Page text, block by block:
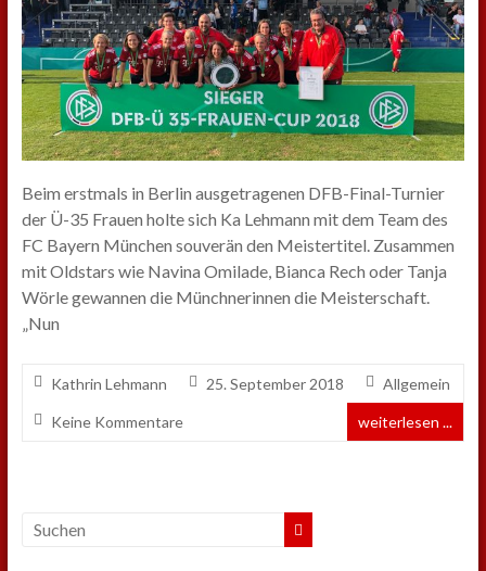
Beim erstmals in Berlin ausgetragenen DFB-Final-Turnier
der Ü-35 Frauen holte sich Ka Lehmann mit dem Team des
FC Bayern München souverän den Meistertitel. Zusammen
mit Oldstars wie Navina Omilade, Bianca Rech oder Tanja
Wörle gewannen die Münchnerinnen die Meisterschaft.
„Nun
Kathrin Lehmann 25. September 2018 Allgemein
Keine Kommentare weiterlesen ...